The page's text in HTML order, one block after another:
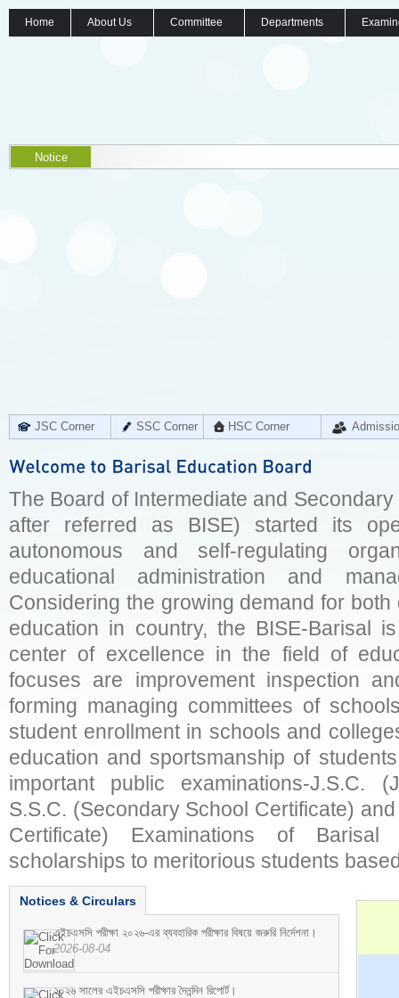
Home About Us Committee Departments
Notice
JSC Corner SSC Corner HSC Corner
The Board of Intermediate and
after referred as BISE) started its
autonomous and self-regulating
educational administration and
Considering the growing demand for
education in country, the BISE-Barisal
center of excellence in the field of
focuses are improvement inspection
forming managing committees of
student enrollment in schools and
education and sportsmanship of
important public examinations-J.S.C.
S.S.C. (Secondary School Certificate)
Certificate) Examinations of
scholarships to meritorious students
Notices & Circulars
এইচএসসি পরীক্ষা ২০২৬-এর ব্যবহারিক পরীক্ষার বিষয়ে জরুরি নির্দেশনা।
2026-08-04
২০২৬ সালের এইচএসসি পরীক্ষার দৈনন্দিন রিপোর্ট।